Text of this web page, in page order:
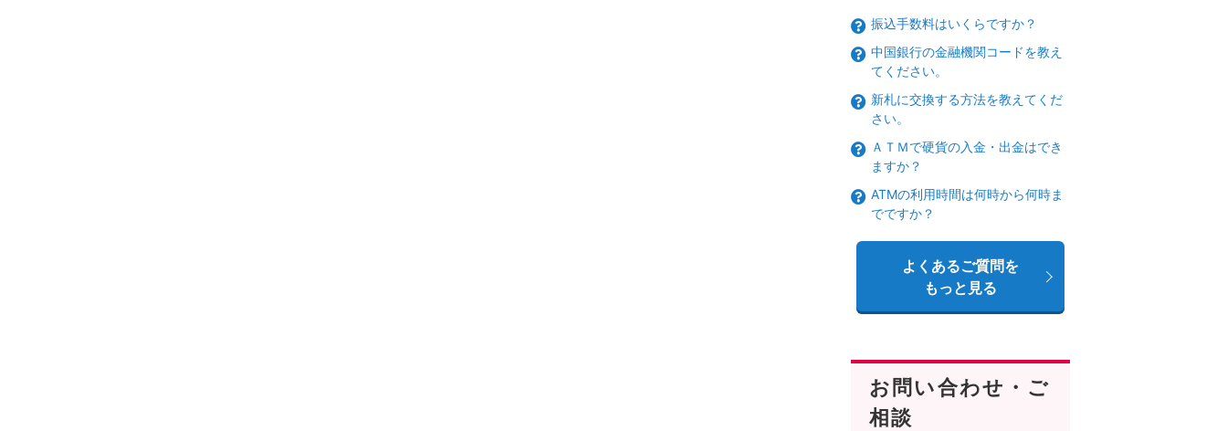
振込手数料はいくらですか？
中国銀行の金融機関コードを教え
てください。
新札に交換する方法を教えてくだ
さい。
ＡＴＭで硬貨の入金・出金はでき
ますか？
ATMの利用時間は何時から何時ま
でですか？
よくあるご質問を
もっと見る
お問い合わせ・ご
相談